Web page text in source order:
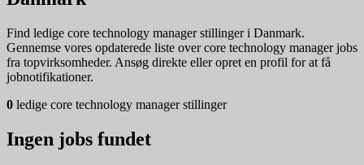
Find ledige core technology manager stillinger i Danmark.
Gennemse vores opdaterede liste over core technology manager jobs
fra topvirksomheder. Ansøg direkte eller opret en profil for at få
jobnotifikationer.
0 ledige core technology manager stillinger
Ingen jobs fundet